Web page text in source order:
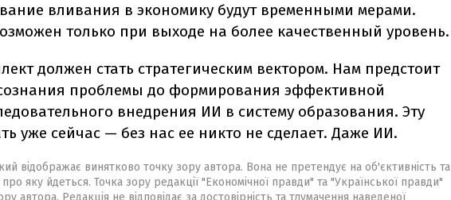
вливания в экономику будут временными мерами.
только при выходе на более качественный уровень.
должен стать стратегическим вектором. Нам предстоит
проблемы до формирования эффективной
внедрения ИИ в систему образования. Эту
уже сейчас — без нас ее никто не сделает. Даже ИИ.
відображає винятково точку зору автора. Вона не претендує на об'єктивність та
про яку йдеться. Точка зору редакції "Економічної правди" та "Української правди"
автора. Редакція не відповідає за достовірність та тлумачення наведеної